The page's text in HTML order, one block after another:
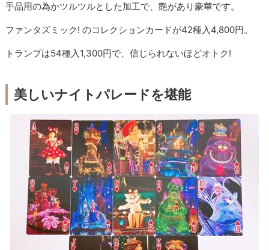
手品用の為かツルツルとした加工で、艶があり豪華です。
ファンタズミック! のコレクションカードが42種入4,800円。
トランプは54種入1,300円で、信じられないほどオトク!
美しいナイトパレードを堪能